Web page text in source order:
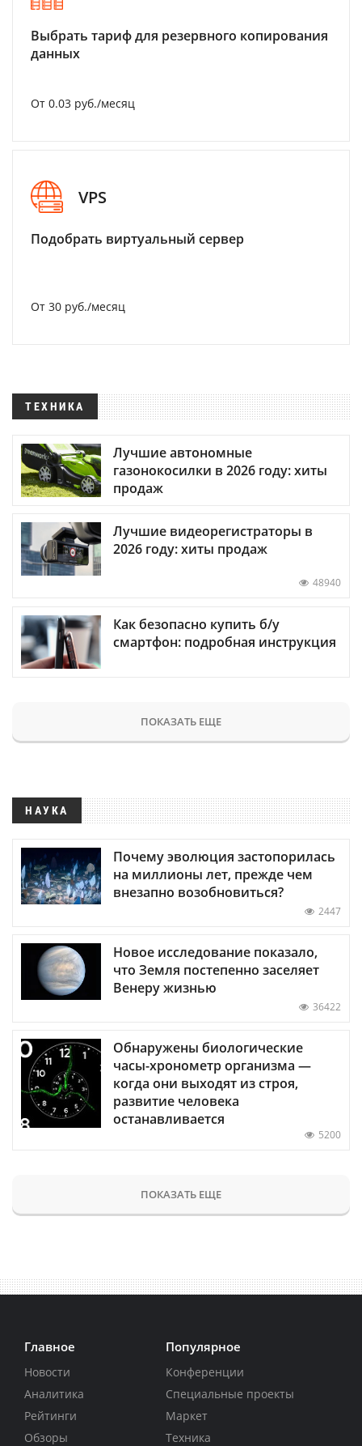
Выбрать тариф для резервного копирования
данных
От 0.03 руб./месяц
VPS
Подобрать виртуальный сервер
От 30 руб./месяц
ТЕХНИКА
Лучшие автономные
газонокосилки в 2026 году: хиты
продаж
Лучшие видеорегистраторы в
2026 году: хиты продаж
48940
Как безопасно купить б/у
смартфон: подробная инструкция
ПОКАЗАТЬ ЕЩЕ
НАУКА
Почему эволюция застопорилась
на миллионы лет, прежде чем
внезапно возобновиться?
2447
Новое исследование показало,
что Земля постепенно заселяет
Венеру жизнью
36422
Обнаружены биологические
часы-хронометр организма —
когда они выходят из строя,
развитие человека
останавливается
5200
ПОКАЗАТЬ ЕЩЕ
Главное
Новости
Аналитика
Рейтинги
Обзоры
Популярное
Конференции
Специальные проекты
Маркет
Техника